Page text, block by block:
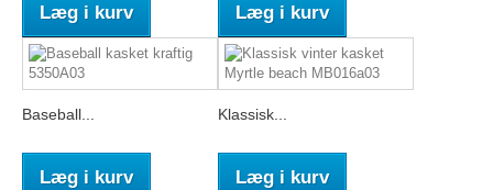
Læg i kurv Læg i kurv
Baseball...
Læg i kurv
Klassisk...
Læg i kurv